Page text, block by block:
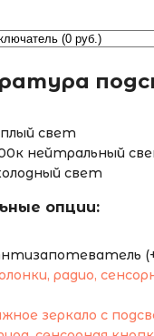
свет
нейтральный
свет
опции: